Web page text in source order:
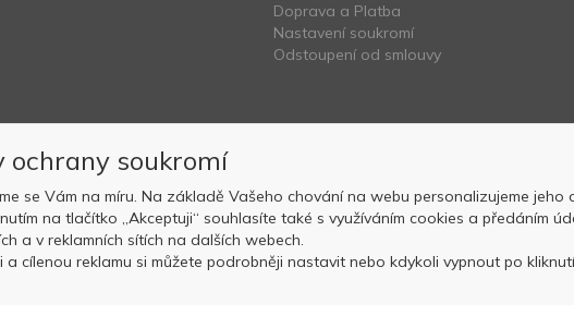
Doprava a Platba
Nastavení soukromí
Odstoupení od smlouvy
Copyright © OK AVIATION Base, s.r.o. 2022, powered by ABRA E-shop
ochrany soukromí
se Vám na míru. Na základě Vašeho chování na webu personalizujeme
na tlačítko „Akceptuji“ souhlasíte také s využíváním cookies a předáním
a v reklamních sítích na dalších webech.
a cílenou reklamu si můžete podrobněji nastavit nebo kdykoli vypnout po